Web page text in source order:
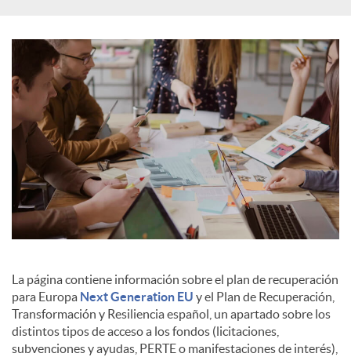
s
La página contiene información sobre el plan de recuperación
para Europa Next Generation EU y el Plan de Recuperación,
Transformación y Resiliencia español, un apartado sobre los
distintos tipos de acceso a los fondos (licitaciones,
subvenciones y ayudas, PERTE o manifestaciones de interés),